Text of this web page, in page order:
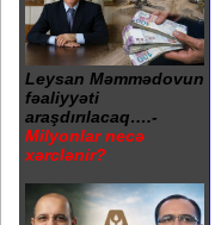
Leysan Məmmədovun
fəaliyyəti
araşdırılacaq….-
Milyonlar necə
xərclənir?